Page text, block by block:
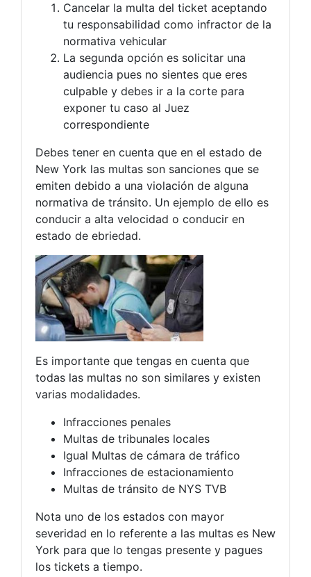
Cancelar la multa del ticket aceptando
tu responsabilidad como infractor de la
normativa vehicular
La segunda opción es solicitar una
audiencia pues no sientes que eres
culpable y debes ir a la corte para
exponer tu caso al Juez
correspondiente
Debes tener en cuenta que en el estado de
New York las multas son sanciones que se
emiten debido a una violación de alguna
normativa de tránsito. Un ejemplo de ello es
conducir a alta velocidad o conducir en
estado de ebriedad.
Es importante que tengas en cuenta que
todas las multas no son similares y existen
varias modalidades.
Infracciones penales
Multas de tribunales locales
Igual Multas de cámara de tráfico
Infracciones de estacionamiento
Multas de tránsito de NYS TVB
Nota uno de los estados con mayor
severidad en lo referente a las multas es New
York para que lo tengas presente y pagues
los tickets a tiempo.